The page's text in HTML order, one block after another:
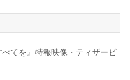
てを』特報映像・ティザービ